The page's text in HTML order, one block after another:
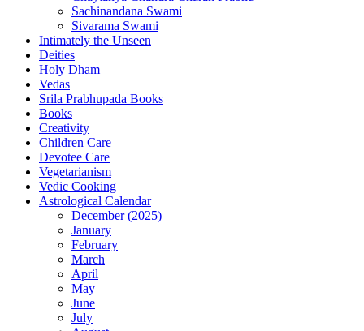
Sachinandana Swami
Sivarama Swami
Intimately the Unseen
Deities
Holy Dham
Vedas
Srila Prabhupada Books
Books
Creativity
Children Care
Devotee Care
Vegetarianism
Vedic Cooking
Astrological Calendar
December (2025)
January
February
March
April
May
June
July